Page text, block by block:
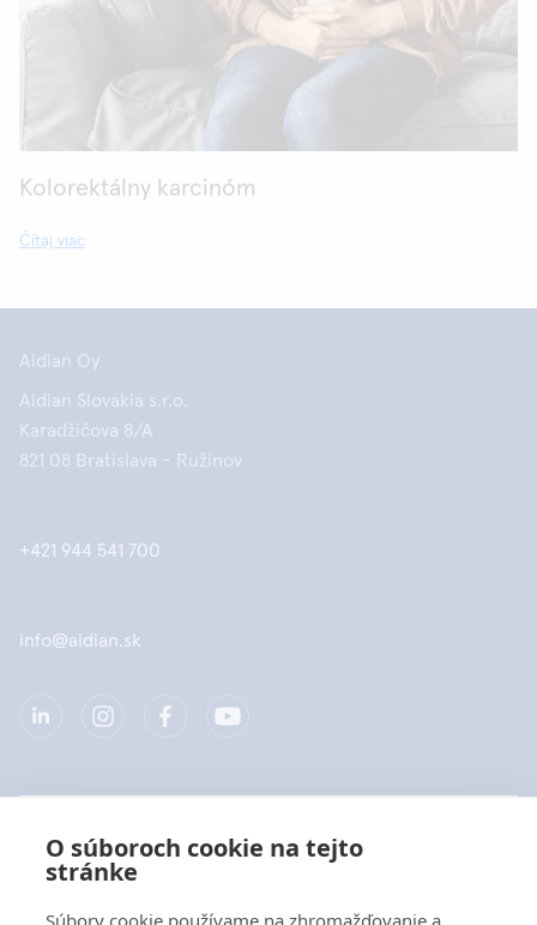
O súboroch cookie na tejto
stránke
Súbory cookie používame na zhromažďovanie a
Kolorektálny karcinóm
Čítaj viac
Aidian Oy
Aidian Slovakia s.r.o.
Karadžičova 8/A
821 08 Bratislava - Ružinov
+421 944 541 700
info@aidian.sk
Produkty